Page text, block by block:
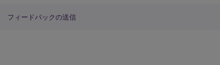
フィードバックの送信